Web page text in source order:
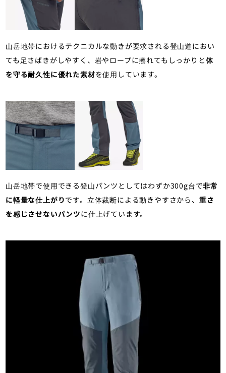
山岳地帯におけるテクニカルな動きが要求される登山道におい
ても足さばきがしやすく、岩やロープに擦れてもしっかりと体
を守る耐久性に優れた素材を使用しています。
山岳地帯で使用できる登山パンツとしてはわずか300g台で非常
に軽量な仕上がりです。立体裁断による動きやすさから、 重さ
を感じさせないパンツに仕上げています。